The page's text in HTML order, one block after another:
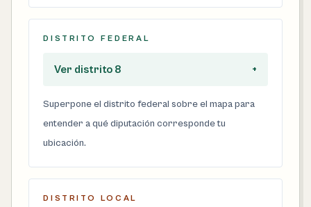
DISTRITO FEDERAL
Ver distrito 8 +
Superpone el distrito federal sobre el mapa para
entender a qué diputación corresponde tu
ubicación.
DISTRITO LOCAL